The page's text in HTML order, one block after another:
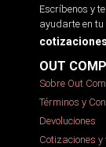
Escríbenos y
ayudarte en tu
OUT
Sobre Out
Términos y
Devoluciones
Cotizaciones